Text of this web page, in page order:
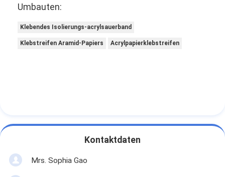
Umbauten:
Klebendes Isolierungs-acrylsauerband
Klebstreifen Aramid-Papiers Acrylpapierklebstreifen
Kontaktdaten
Mrs. Sophia Gao